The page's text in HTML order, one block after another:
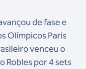
de fase e
Olímpicos Paris
venceu o
Robles por 4 sets